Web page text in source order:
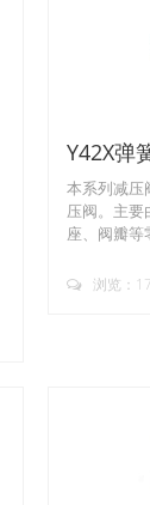
Y42X弹
本系列减压
压阀。主要
座、阀瓣等
浏览：